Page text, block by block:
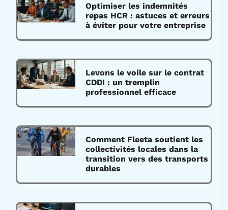
Optimiser les indemnités
repas HCR : astuces et erreurs
à éviter pour votre entreprise
Levons le voile sur le contrat
CDDI : un tremplin
professionnel efficace
Comment Fleeta soutient les
collectivités locales dans la
transition vers des transports
durables